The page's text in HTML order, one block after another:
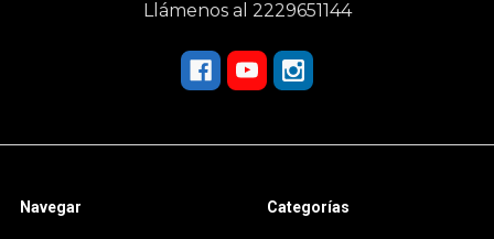
Llámenos al 2229651144
Navegar Categorías